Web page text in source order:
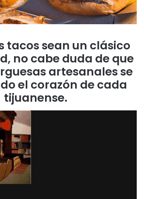
tacos sean un clásico
no cabe duda de que
artesanales se
el corazón de cada
tijuanense.